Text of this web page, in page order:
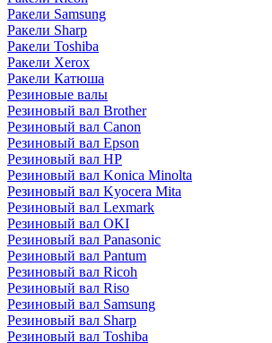
Ракели Samsung
Ракели Sharp
Ракели Toshiba
Ракели Xerox
Ракели Катюша
Резиновые валы
Резиновый вал Brother
Резиновый вал Canon
Резиновый вал Epson
Резиновый вал HP
Резиновый вал Konica Minolta
Резиновый вал Kyocera Mita
Резиновый вал Lexmark
Резиновый вал OKI
Резиновый вал Panasonic
Резиновый вал Pantum
Резиновый вал Ricoh
Резиновый вал Riso
Резиновый вал Samsung
Резиновый вал Sharp
Резиновый вал Toshiba